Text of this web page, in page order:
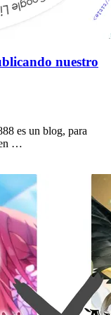
nuestro
es un blog, para
en …